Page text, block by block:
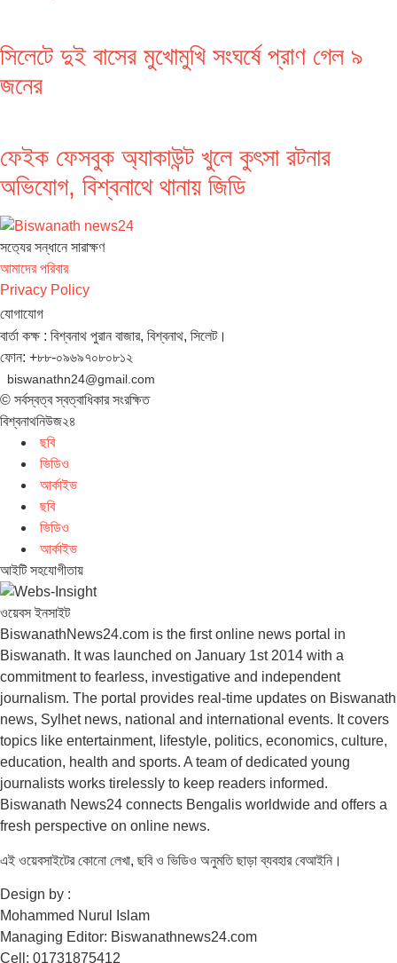
সিলেটে দুই বাসের মুখোমুখি সংঘর্ষে প্রাণ গেল ৯
জনের
ফেইক ফেসবুক অ্যাকাউন্ট খুলে কুৎসা রটনার
অভিযোগ, বিশ্বনাথে থানায় জিডি
সত‌্যের সন্ধানে সারাক্ষণ
আমাদের পরিবার
Privacy Policy
যোগাযোগ
বার্তা কক্ষ : বিশ্বনাথ পুরান বাজার, বিশ্বনাথ, সিলেট।
ফোন: +৮৮-০৯৬৯৭০৮০৮১২
biswanathn24@gmail.com
© সর্বস্বত্ব স্বত্বাধিকার সংরক্ষিত
বিশ্বনাথনিউজ২৪
ছবি
ভিডিও
আর্কাইভ
ছবি
ভিডিও
আর্কাইভ
আইটি সহযোগীতায়
ওয়েবস ইনসাইট
BiswanathNews24.com is the first online news portal in
Biswanath. It was launched on January 1st 2014 with a
commitment to fearless, investigative and independent
journalism. The portal provides real-time updates on Biswanath
news, Sylhet news, national and international events. It covers
topics like entertainment, lifestyle, politics, economics, culture,
education, health and sports. A team of dedicated young
journalists works tirelessly to keep readers informed.
Biswanath News24 connects Bengalis worldwide and offers a
fresh perspective on online news.
এই ওয়েবসাইটের কোনো লেখা, ছবি ও ভিডিও অনুমতি ছাড়া ব্যবহার বেআইনি।
Design by :
Mohammed Nurul Islam
Managing Editor: Biswanathnews24.com
Cell: 01731875412